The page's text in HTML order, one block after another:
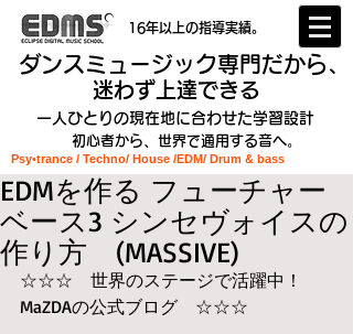
16年以上の指導実績。
ダンスミュージック専門だから、
迷わず上達できる
一人ひとりの現在地に合わせた学習設計
初心者から、世界で通用する音へ。
Psy•trance / Techno/ House /EDM/ Drum & bass
EDMを作る フューチャー
ベース3 シンセヴォイスの
作り方 (MASSIVE)
☆☆☆　世界のステージで活躍中！
MaZDAの公式ブログ　☆☆☆